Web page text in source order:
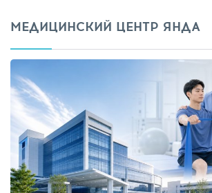
МЕДИЦИНСКИЙ ЦЕНТР ЯНДА